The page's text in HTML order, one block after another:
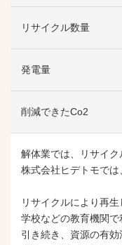
リサイクル数量
発電量
削減できたCo2
解体業では、リサイ
株式会社ヒデトモで
リサイクルにより再生
学校などの教育機関で
引き続き、資源の有